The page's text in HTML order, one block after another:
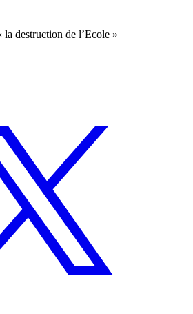
destruction de l’Ecole »